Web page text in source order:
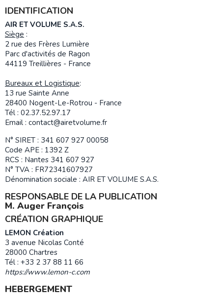
IDENTIFICATION
AIR ET VOLUME S.A.S.
Siège :
2 rue des Frères Lumière
Parc d'activités de Ragon
44119 Treillières - France
Bureaux et Logistique:
13 rue Sainte Anne
28400 Nogent-Le-Rotrou - France
Tél : 02.37.52.97.17
Email : contact@airetvolume.fr
N° SIRET : 341 607 927 00058
Code APE : 1392 Z
RCS : Nantes 341 607 927
N° TVA : FR72341607927
Dénomination sociale : AIR ET VOLUME S.A.S.
RESPONSABLE DE LA PUBLICATION
M. Auger François
CRÉATION GRAPHIQUE
LEMON Création
3 avenue Nicolas Conté
28000 Chartres
Tél : +33 2 37 88 11 66
https://www.lemon-c.com
HEBERGEMENT